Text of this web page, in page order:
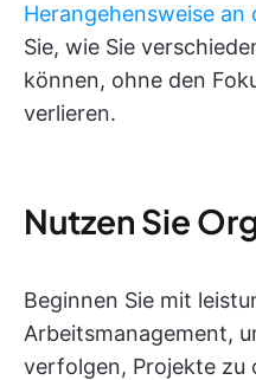
Herangehensweise an
Sie, wie Sie
können, ohne den
verlieren.
Nutzen Sie
Beginnen Sie mit
Arbeitsmanagement,
verfolgen, Projekte zu